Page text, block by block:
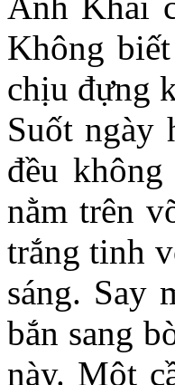
Không
chịu đựng
Suốt ngày
đều
nằm trên
trắng tinh
sáng. Say
bắn sang
này. Một